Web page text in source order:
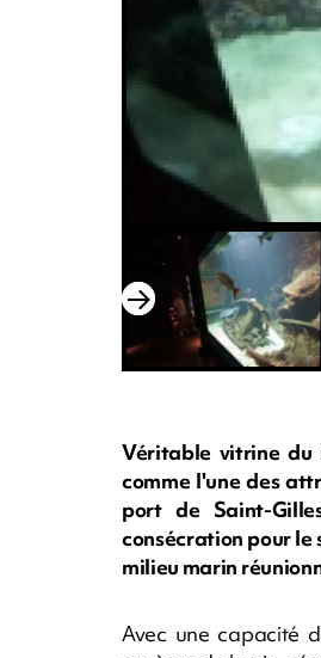
Véritable vitrine du
comme l'une des
port de Saint-
consécration pour
milieu marin
Avec une capacité